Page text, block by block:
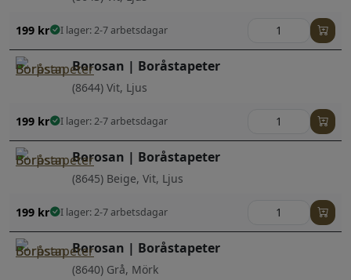
199 kr I lager: 2-7 arbetsdagar
Borosan | Boråstapeter
(8644) Vit, Ljus
199 kr I lager: 2-7 arbetsdagar
Borosan | Boråstapeter
(8645) Beige, Vit, Ljus
199 kr I lager: 2-7 arbetsdagar
Borosan | Boråstapeter
(8640) Grå, Mörk